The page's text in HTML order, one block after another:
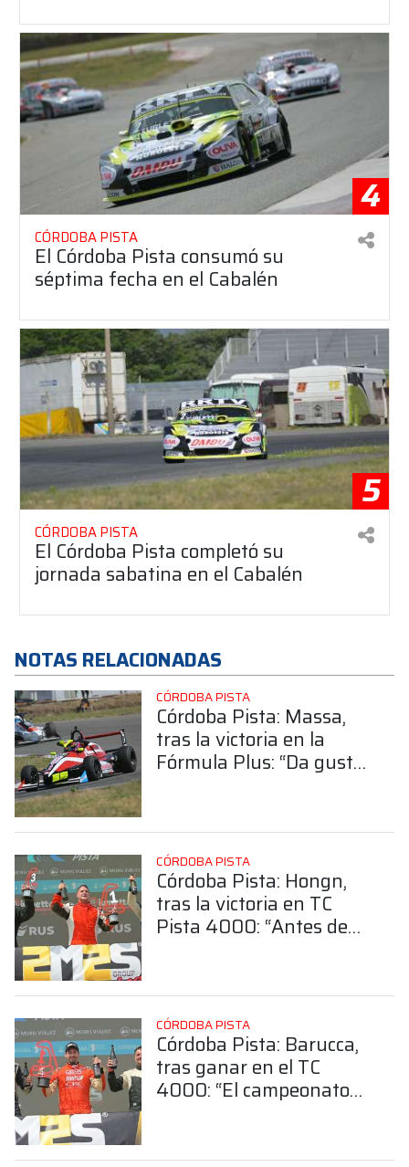
4
CÓRDOBA PISTA
El Córdoba Pista consumó su
séptima fecha en el Cabalén
5
CÓRDOBA PISTA
El Córdoba Pista completó su
jornada sabatina en el Cabalén
NOTAS RELACIONADAS
CÓRDOBA PISTA
Córdoba Pista: Massa,
tras la victoria en la
Fórmula Plus: “Da gusto
CÓRDOBA PISTA
Córdoba Pista: Hongn,
tras la victoria en TC
Pista 4000: “Antes de
CÓRDOBA PISTA
Córdoba Pista: Barucca,
tras ganar en el TC
4000: “El campeonato